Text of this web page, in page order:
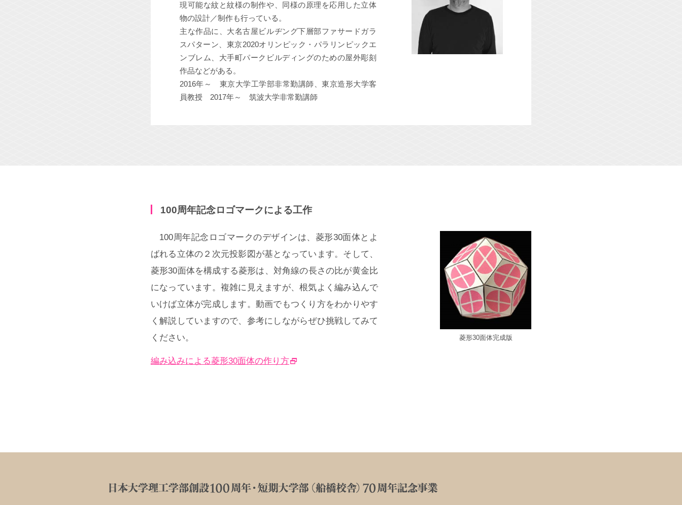
現可能な紋と紋様の制作や、同様の原理を応用した立体
物の設計／制作も行っている。
主な作品に、大名古屋ビルヂング下層部ファサードガラ
スパターン、東京2020オリンピック・パラリンピックエ
ンブレム、大手町パークビルディングのための屋外彫刻
作品などがある。
2016年～ 東京大学工学部非常勤講師、東京造形大学客
員教授 2017年～ 筑波大学非常勤講師
100周年記念ロゴマークによる工作
100周年記念ロゴマークのデザインは、菱形30面体とよ
ばれる立体の２次元投影図が基となっています。そして、
菱形30面体を構成する菱形は、対角線の長さの比が黄金比
になっています。複雑に見えますが、根気よく編み込んで
いけば立体が完成します。動画でもつくり方をわかりやす
く解説していますので、参考にしながらぜひ挑戦してみて
ください。
編み込みによる菱形30面体の作り方
菱形30面体完成版